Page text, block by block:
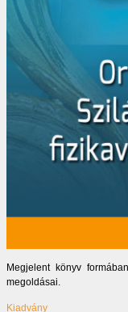
Megjelent könyv
megoldásai.
Kiadvány